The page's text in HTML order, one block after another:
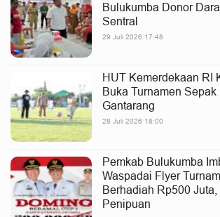
Bulukumba Donor
Sentral
29 Juli 2026 17:48
HUT Kemerdekaan RI
Buka Turnamen Sepak
Gantarang
28 Juli 2026 18:00
Pemkab Bulukumba
Waspadai Flyer
Berhadiah Rp500
Penipuan